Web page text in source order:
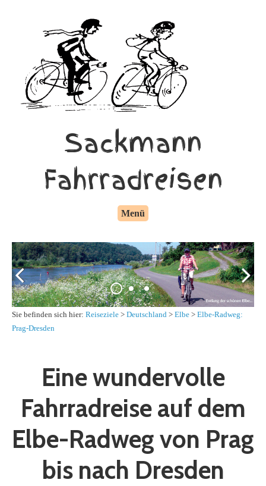
Sackmann
Fahrradreisen
Menü
Sie befinden sich hier: Reiseziele > Deutschland > Elbe > Elbe-Radweg:
Prag-Dresden
Eine wundervolle
Fahrradreise auf dem
Elbe-Radweg von Prag
bis nach Dresden